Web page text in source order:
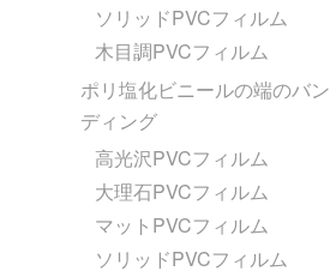
ソリッドPVCフィルム
木目調PVCフィルム
ポリ塩化ビニールの端のバン
ディング
高光沢PVCフィルム
大理石PVCフィルム
マットPVCフィルム
ソリッドPVCフィルム